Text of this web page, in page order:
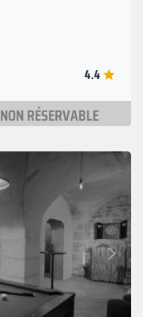
4.4
NON RÉSERVABLE
Suivant